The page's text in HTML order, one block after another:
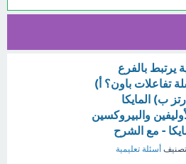
يرتبط بالفرع
تفاعلات باون؟ أ)
ب) المايكا
والبيروكسين
- مع الشرح
أسئلة تعليمية